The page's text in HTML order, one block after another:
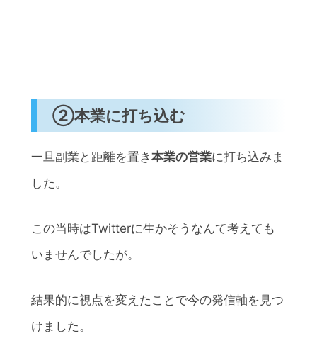
②本業に打ち込む
一旦副業と距離を置き本業の営業に打ち込みま
した。
この当時はTwitterに生かそうなんて考えても
いませんでしたが。
結果的に視点を変えたことで今の発信軸を見つ
けました。